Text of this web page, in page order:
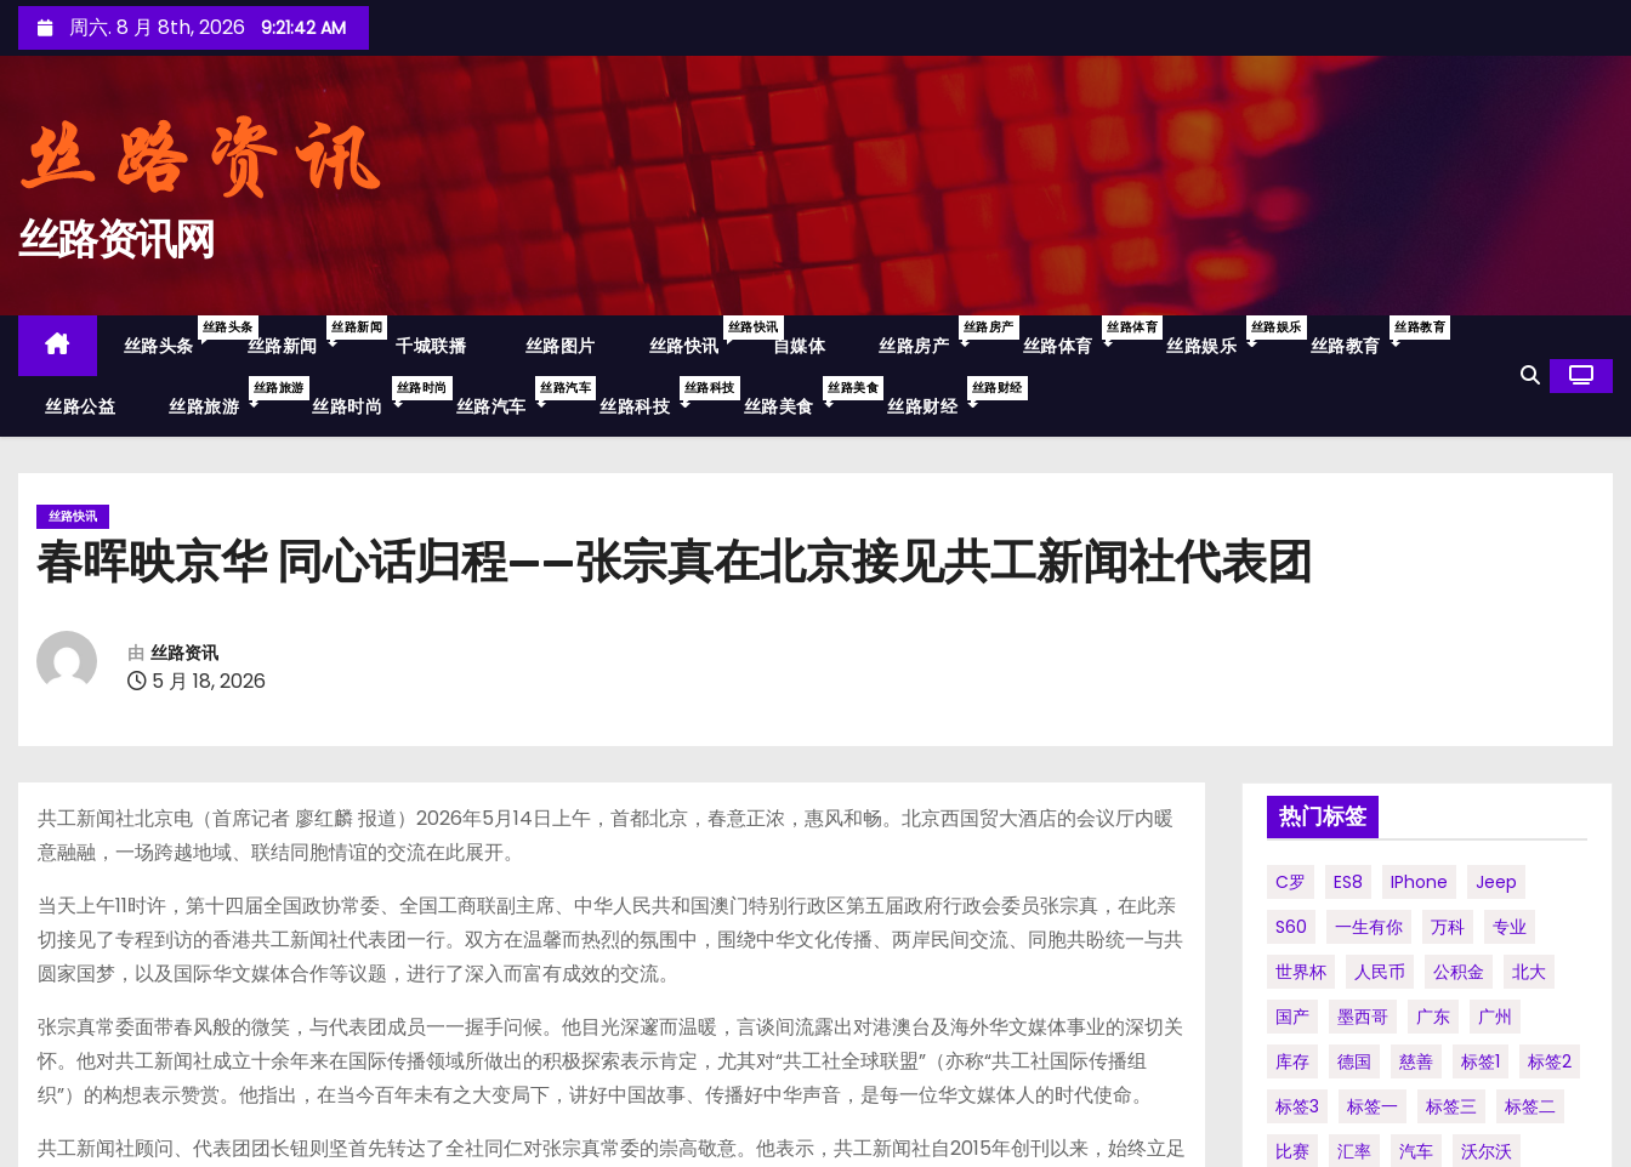
至
周六. 8 月 8th, 2026 9:21:43 AM
丝路资讯网
丝路头条
丝路头条
丝路新闻
丝路新闻
千城联播 丝路图片 丝路快讯
丝路快讯
自媒体 丝路房产
丝路房产
丝路体育
丝路体育
丝路娱乐
丝路娱乐
丝路教育
丝路教育
丝路公益 丝路旅游
丝路旅游
丝路时尚
丝路时尚
丝路汽车
丝路汽车
丝路科技
丝路科技
丝路美食
丝路美食
丝路财经
丝路财经
丝路快讯
春晖映京华 同心话归程——张宗真在北京接见共工新闻社代表团
由 丝路资讯
5 月 18, 2026
共工新闻社北京电（首席记者 廖红麟 报道）2026年5月14日上午，首都北京，春意正浓，惠风和畅。北京西国贸大酒店的会议厅内暖
意融融，一场跨越地域、联结同胞情谊的交流在此展开。
当天上午11时许，第十四届全国政协常委、全国工商联副主席、中华人民共和国澳门特别行政区第五届政府行政会委员张宗真，在此亲
切接见了专程到访的香港共工新闻社代表团一行。双方在温馨而热烈的氛围中，围绕中华文化传播、两岸民间交流、同胞共盼统一与共
圆家国梦，以及国际华文媒体合作等议题，进行了深入而富有成效的交流。
张宗真常委面带春风般的微笑，与代表团成员一一握手问候。他目光深邃而温暖，言谈间流露出对港澳台及海外华文媒体事业的深切关
怀。他对共工新闻社成立十余年来在国际传播领域所做出的积极探索表示肯定，尤其对“共工社全球联盟”（亦称“共工社国际传播组
织”）的构想表示赞赏。他指出，在当今百年未有之大变局下，讲好中国故事、传播好中华声音，是每一位华文媒体人的时代使命。
共工新闻社顾问、代表团团长钮则坚首先转达了全社同仁对张宗真常委的崇高敬意。他表示，共工新闻社自2015年创刊以来，始终立足
热门标签
C罗 ES8 IPhone
Jeep
S60
一生有你 万科
专业
世界杯
人民币 公积金
北大
国产
墨西哥 广东
广州
库存
德国 慈善 标签1
标签2
标签3
标签一 标签三
标签二
比赛
汇率 汽车
沃尔沃